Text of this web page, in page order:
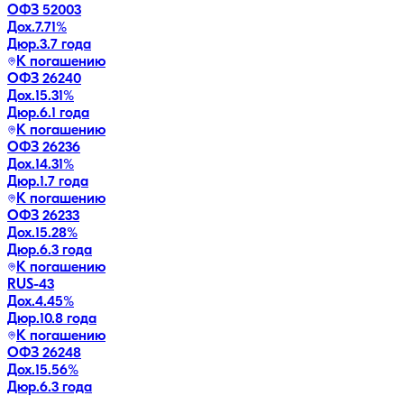
ОФЗ 52003
Дох.7.71%
Дюр.3.7 года
К погашению
ОФЗ 26240
Дох.15.31%
Дюр.6.1 года
К погашению
ОФЗ 26236
Дох.14.31%
Дюр.1.7 года
К погашению
ОФЗ 26233
Дох.15.28%
Дюр.6.3 года
К погашению
RUS-43
Дох.4.45%
Дюр.10.8 года
К погашению
ОФЗ 26248
Дох.15.56%
Дюр.6.3 года